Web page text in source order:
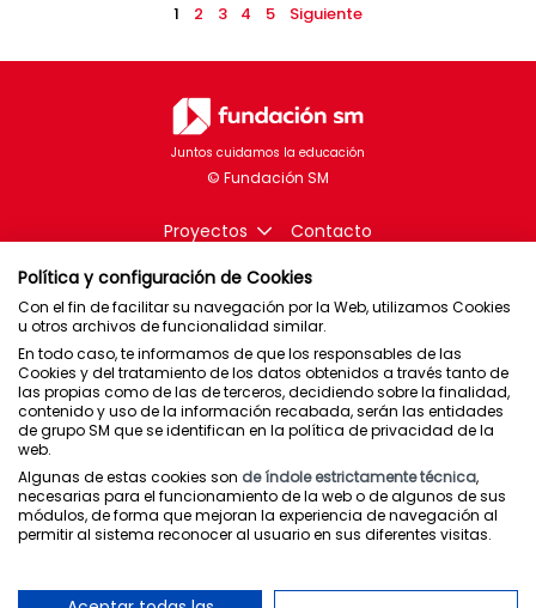
1 2 3 4 5 Siguiente
Juntos cuidamos la educación
Proyectos Contacto
Brasil
Chile
España
Puerto Rico
Newsletter
Política y configuración de Cookies
Con el fin de facilitar su navegación por la Web, utilizamos Cookies
u otros archivos de funcionalidad similar.
En todo caso, te informamos de que los responsables de las
Cookies y del tratamiento de los datos obtenidos a través tanto de
las propias como de las de terceros, decidiendo sobre la finalidad,
contenido y uso de la información recabada, serán las entidades
de grupo SM que se identifican en la política de privacidad de la
web.
Algunas de estas cookies son de índole estrictamente técnica,
necesarias para el funcionamiento de la web o de algunos de sus
módulos, de forma que mejoran la experiencia de navegación al
permitir al sistema reconocer al usuario en sus diferentes visitas.